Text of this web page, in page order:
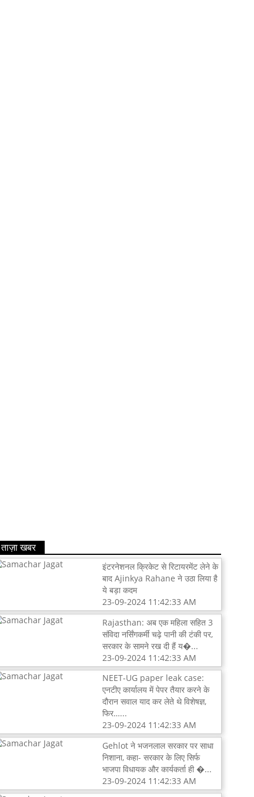
ताज़ा खबर
इंटरनेशनल क्रिकेट से रिटायरमेंट लेने के
बाद Ajinkya Rahane ने उठा लिया है
ये बड़ा कदम
23-09-2024 11:42:33 AM
Rajasthan: अब एक महिला सहित 3
संविदा नर्सिंगकर्मी चढ़े पानी की टंकी पर,
सरकार के सामने रख दी हैं य�...
23-09-2024 11:42:33 AM
NEET-UG paper leak case:
एनटीए कार्यालय में पेपर तैयार करने के
दौरान सवाल याद कर लेते थे विशेषज्ञ,
फिर…...
23-09-2024 11:42:33 AM
Gehlot ने भजनलाल सरकार पर साधा
निशाना, कहा- सरकार के लिए सिर्फ
भाजपा विधायक और कार्यकर्ता ही �...
23-09-2024 11:42:33 AM